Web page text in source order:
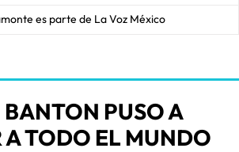
es parte de La Voz México
PUSO A
A TODO EL MUNDO